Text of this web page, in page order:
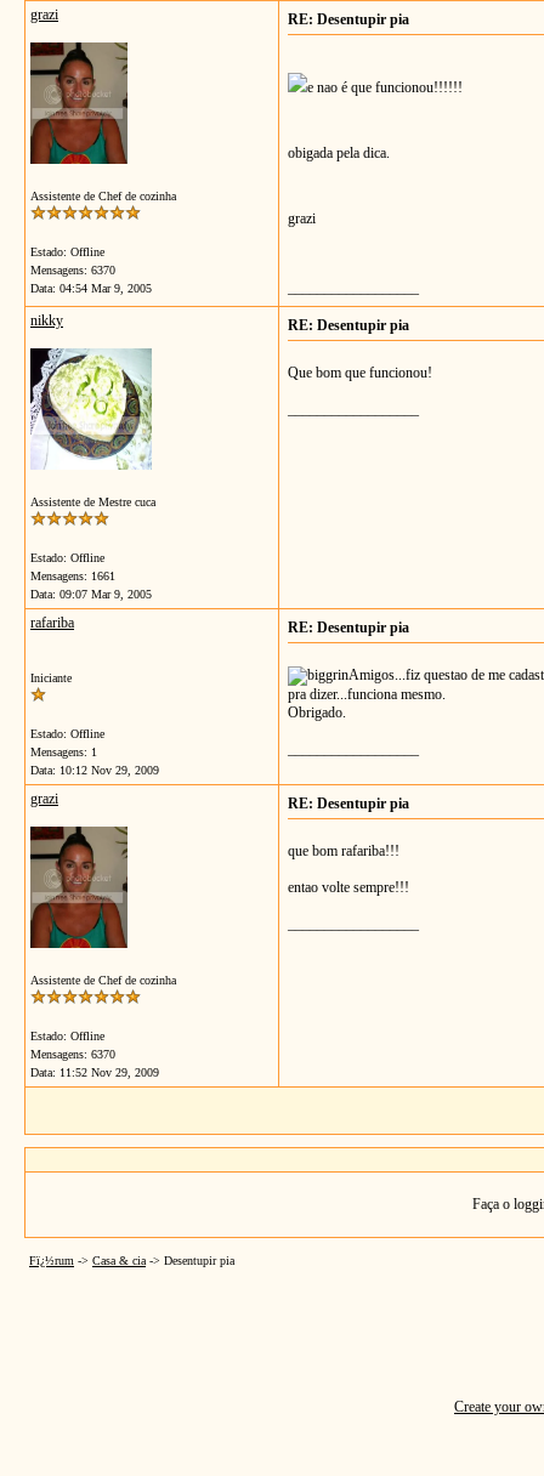
grazi
Assistente de Chef de cozinha
Estado: Offline
Mensagens: 6370
Data: 04:54 Mar 9, 2005
RE: Desentupir pia
e nao é que funcionou!!!!!!
obigada pela dica.
grazi
nikky
Assistente de Mestre cuca
Estado: Offline
Mensagens: 1661
Data: 09:07 Mar 9, 2005
RE: Desentupir pia
Que bom que funcionou!
rafariba
Iniciante
Estado: Offline
Mensagens: 1
Data: 10:12 Nov 29, 2009
RE: Desentupir pia
Amigos...fiz questao de me
pra dizer...funciona mesmo.
Obrigado.
grazi
Assistente de Chef de cozinha
Estado: Offline
Mensagens: 6370
Data: 11:52 Nov 29, 2009
RE: Desentupir pia
que bom rafariba!!!
entao volte sempre!!!
Faça o
Fï¿½rum -> Casa & cia -> Desentupir pia
Create your